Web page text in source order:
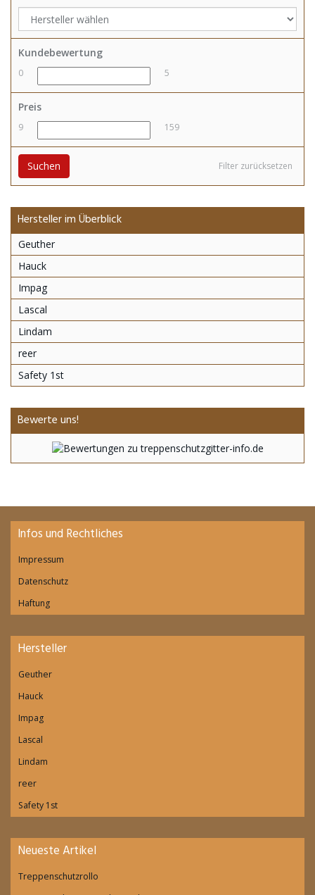
Kundebewertung
0 5
Preis
9 159
Filter zurücksetzen
Suchen
Hersteller im Überblick
Geuther
Hauck
Impag
Lascal
Lindam
reer
Safety 1st
Bewerte uns!
Infos und Rechtliches
Impressum
Datenschutz
Haftung
Hersteller
Geuther
Hauck
Impag
Lascal
Lindam
reer
Safety 1st
Neueste Artikel
Treppenschutzrollo